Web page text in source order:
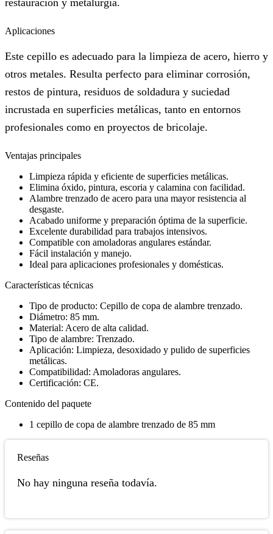
restauración y metalurgia.
Aplicaciones
Este cepillo es adecuado para la limpieza de acero, hierro y
otros metales. Resulta perfecto para eliminar corrosión,
restos de pintura, residuos de soldadura y suciedad
incrustada en superficies metálicas, tanto en entornos
profesionales como en proyectos de bricolaje.
Ventajas principales
Limpieza rápida y eficiente de superficies metálicas.
Elimina óxido, pintura, escoria y calamina con facilidad.
Alambre trenzado de acero para una mayor resistencia al
desgaste.
Acabado uniforme y preparación óptima de la superficie.
Excelente durabilidad para trabajos intensivos.
Compatible con amoladoras angulares estándar.
Fácil instalación y manejo.
Ideal para aplicaciones profesionales y domésticas.
Características técnicas
Tipo de producto: Cepillo de copa de alambre trenzado.
Diámetro: 85 mm.
Material: Acero de alta calidad.
Tipo de alambre: Trenzado.
Aplicación: Limpieza, desoxidado y pulido de superficies
metálicas.
Compatibilidad: Amoladoras angulares.
Certificación: CE.
Contenido del paquete
1 cepillo de copa de alambre trenzado de 85 mm
Reseñas
No hay ninguna reseña todavía.